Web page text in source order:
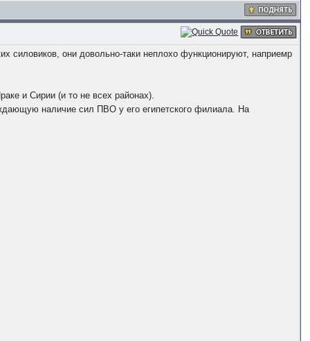
силовиков, они довольно-таки неплохо функционируют, наприемр
и Сирии (и то не всех районах).
наличие сил ПВО у его египетского филиала. На